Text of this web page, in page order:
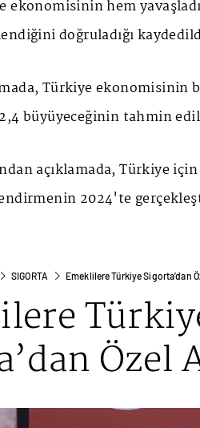
ekonomisinin hem
doğruladığı
Türkiye ekonomisinin
büyüyeceğinin tahmin
açıklamada, Türkiye
2024'te
SIGORTA Emeklilere Türkiye Sigorta’dan
Özel